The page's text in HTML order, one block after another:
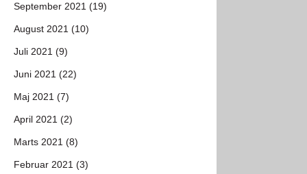
September 2021 (19)
August 2021 (10)
Juli 2021 (9)
Juni 2021 (22)
Maj 2021 (7)
April 2021 (2)
Marts 2021 (8)
Februar 2021 (3)